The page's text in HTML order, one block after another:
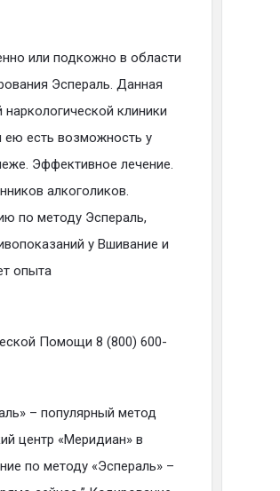
или подкожно в области
Эспераль. Данная
клиники
ею есть возможность у
Эффективное лечение.
алкоголиков.
по методу Эспераль,
у Вшивание и
опыта
Помощи 8 (800) 600-
– популярный метод
центр «Меридиан» в
по методу «Эспераль» –